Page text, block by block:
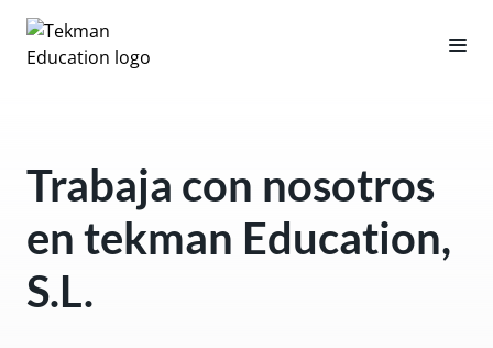
Trabaja con nosotros
en tekman Education,
S.L.